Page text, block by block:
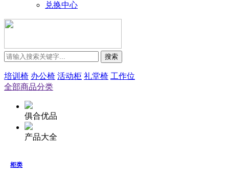
兑换中心
搜索
培训椅 办公椅 活动柜 礼堂椅 工作位
全部商品分类
俱合优品
产品大全
柜类